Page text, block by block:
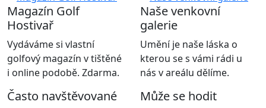
Magazín Golf
Hostivař
Vydáváme si vlastní
golfový magazín v tištěné
i online podobě. Zdarma.
Naše venkovní
galerie
Umění je naše láska o
kterou se s vámi rádi u
nás v areálu dělíme.
Často navštěvované Může se hodit